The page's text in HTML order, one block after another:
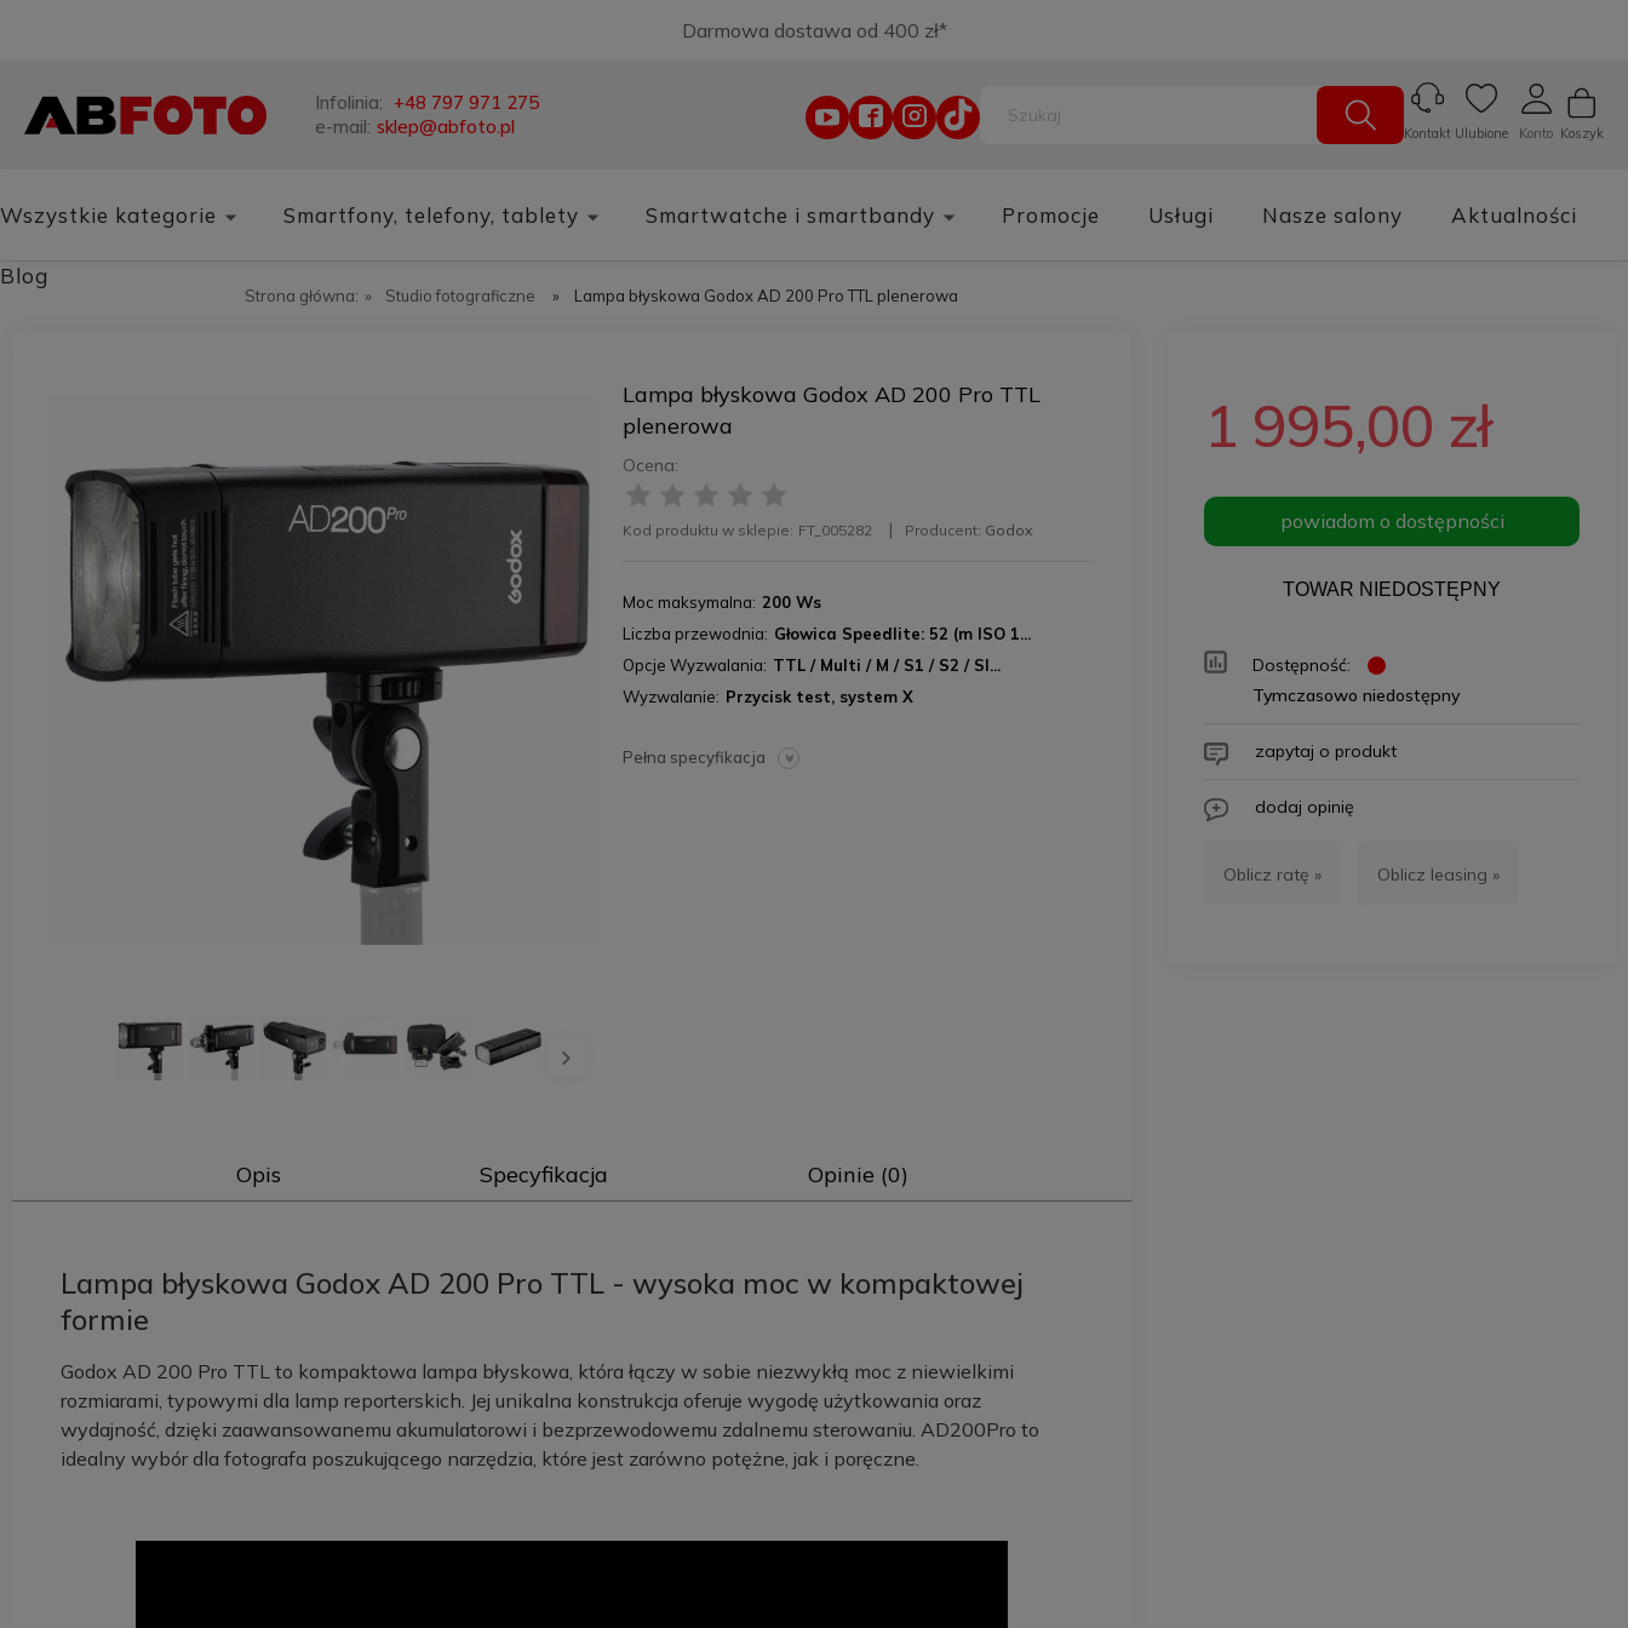
Darmowa dostawa od 400 zł*
Infolinia: +48 797 971 275
e-mail: sklep@abfoto.pl Koszyk
Konto
Ulubione
Kontakt
Wszystkie kategorie Smartfony, telefony, tablety Smartwatche i smartbandy Promocje Usługi Nasze salony Aktualności
Blog
Strona główna: » Studio fotograficzne » Lampa błyskowa Godox AD 200 Pro TTL plenerowa
Lampa błyskowa Godox AD 200 Pro TTL
plenerowa
Ocena:
Kod produktu w sklepie: FT_005282 Producent: Godox
Moc maksymalna 200 Ws
Liczba przewodnia
Głowica Speedlite: 52 (m ISO 1...
Opcje Wyzwalania
TTL / Multi / M / S1 / S2 / Sl...
Wyzwalanie
Przycisk test, system X
Pełna specyfikacja
Opis Specyfikacja Opinie (0)
Lampa błyskowa Godox AD 200 Pro TTL - wysoka moc w kompaktowej
formie
Godox AD 200 Pro TTL to kompaktowa lampa błyskowa, która łączy w sobie niezwykłą moc z niewielkimi
rozmiarami, typowymi dla lamp reporterskich. Jej unikalna konstrukcja oferuje wygodę użytkowania oraz
wydajność, dzięki zaawansowanemu akumulatorowi i bezprzewodowemu zdalnemu sterowaniu. AD200Pro to
idealny wybór dla fotografa poszukującego narzędzia, które jest zarówno potężne, jak i poręczne.
1 995,00 zł
powiadom o dostępności
TOWAR NIEDOSTĘPNY
Dostępność:
Tymczasowo niedostępny
zapytaj o produkt
dodaj opinię
Oblicz ratę » Oblicz leasing »